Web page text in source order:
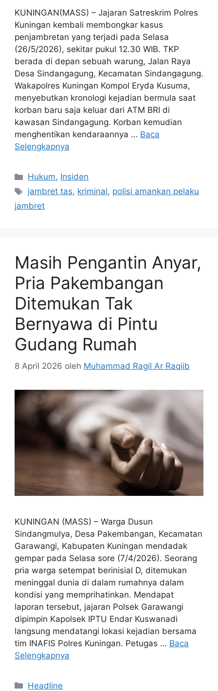
KUNINGAN(MASS) – Jajaran Satreskrim Polres
Kuningan kembali membongkar kasus
penjambretan yang terjadi pada Selasa
(26/5/2026), sekitar pukul 12.30 WIB. TKP
berada di depan sebuah warung, Jalan Raya
Desa Sindangagung, Kecamatan Sindangagung.
Wakapolres Kuningan Kompol Eryda Kusuma,
menyebutkan kronologi kejadian bermula saat
korban baru saja keluar dari ATM BRI di
kawasan Sindangagung. Korban kemudian
menghentikan kendaraannya … Baca
Selengkapnya
Kategori
Hukum, Insiden
Tag
jambret tas, kriminal, polisi amankan pelaku
jambret
Masih Pengantin Anyar,
Pria Pakembangan
Ditemukan Tak
Bernyawa di Pintu
Gudang Rumah
8 April 2026 oleh Muhammad Ragil Ar Raqiib
KUNINGAN (MASS) – Warga Dusun
Sindangmulya, Desa Pakembangan, Kecamatan
Garawangi, Kabupaten Kuningan mendadak
gempar pada Selasa sore (7/4/2026). Seorang
pria warga setempat berinisial D, ditemukan
meninggal dunia di dalam rumahnya dalam
kondisi yang memprihatinkan. Mendapat
laporan tersebut, jajaran Polsek Garawangi
dipimpin Kapolsek IPTU Endar Kuswanadi
langsung mendatangi lokasi kejadian bersama
tim INAFIS Polres Kuningan. Petugas … Baca
Selengkapnya
Kategori
Headline